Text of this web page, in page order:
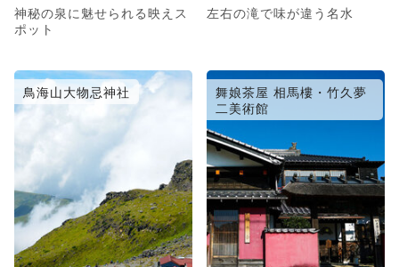
神秘の泉に魅せられる映えス
ポット
左右の滝で味が違う名水
鳥海山大物忌神社
舞娘茶屋 相馬樓・竹久夢
二美術館